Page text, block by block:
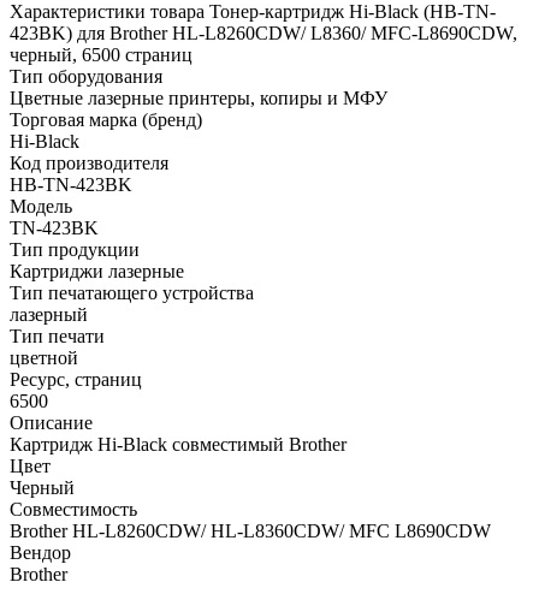
Характеристики товара Тонер-картридж Hi-Black (HB-TN-
423BK) для Brother HL-L8260CDW/ L8360/ MFC-L8690CDW,
черный, 6500 страниц
Тип оборудования
Цветные лазерные принтеры, копиры и МФУ
Торговая марка (бренд)
Hi-Black
Код производителя
HB-TN-423BK
Модель
TN-423BK
Тип продукции
Картриджи лазерные
Тип печатающего устройства
лазерный
Тип печати
цветной
Ресурс, страниц
6500
Описание
Картридж Hi-Black совместимый Brother
Цвет
Черный
Совместимость
Brother HL-L8260CDW/ HL-L8360CDW/ MFC L8690CDW
Вендор
Brother